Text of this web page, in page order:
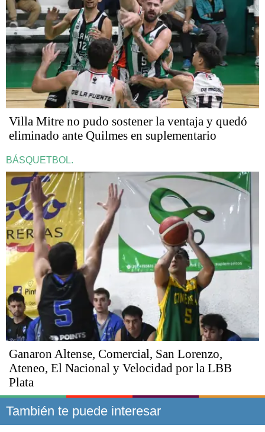
Villa Mitre no pudo sostener la ventaja y quedó
eliminado ante Quilmes en suplementario
BÁSQUETBOL.
Ganaron Altense, Comercial, San Lorenzo,
Ateneo, El Nacional y Velocidad por la LBB
Plata
También te puede interesar